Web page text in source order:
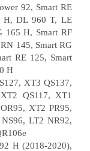
92, Smart RE
H, DL 960 T, LE
165 H, Smart RF
145, Smart RG
RE 125, Smart
H
XT3 QS137,
QS117, XT1
XT2 PR95,
LT2 NR92,
H (2018-2020),